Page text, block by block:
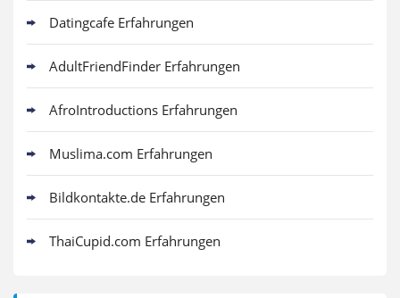
Datingcafe Erfahrungen
AdultFriendFinder Erfahrungen
AfroIntroductions Erfahrungen
Muslima.com Erfahrungen
Bildkontakte.de Erfahrungen
ThaiCupid.com Erfahrungen